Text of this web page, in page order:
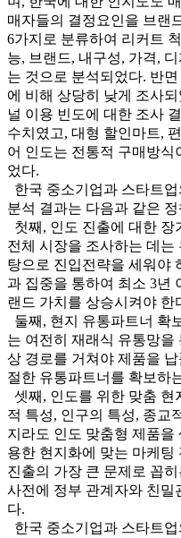
매자들의 결정요인을 브랜
6가지로 분류하여 리커트
능, 브랜드, 내구성, 가격,
는 것으로 분석되었다. 반
에 비해 상당히 낮게 조사
널 이용 빈도에 대한 조사
수치였고, 대형 할인마트,
어 인도는 전통적 구매방식
었다.
한국 중소기업과 스타트
분석 결과는 다음과 같은
첫째, 인도 진출에 대한 장
전체 시장을 조사하는 데
탕으로 진입전략을 세워야
과 집중을 통하여 최소 3년
랜드 가치를 상승시켜야 한
둘째, 현지 유통파트너 확
는 여전히 재래식 유통망을
상 경로를 거쳐야 제품을
절한 유통파트너를 확보하
셋째, 인도를 위한 맞춤 현
적 특성, 인구의 특성, 종교
지라도 인도 맞춤형 제품
용한 현지화에 맞는 마케
진출의 가장 큰 문제로 꼽
사전에 정부 관계자와 친
다.
한국 중소기업과 스타트